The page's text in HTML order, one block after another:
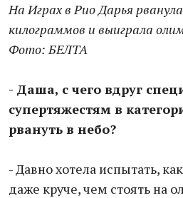
На Играх в Рио Дарья
килограммов и выиграла
Фото: БЕЛТА
- Даша, с чего вдруг
супертяжестям в
рвануть в небо?
- Давно хотела испытать,
даже круче, чем стоять на